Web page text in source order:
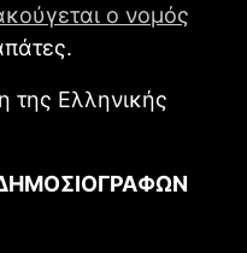
ο νομός
της Ελληνικής